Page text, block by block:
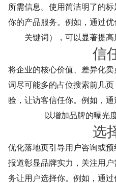
所需信息。使用简洁明了的
你的产品服务。例如，通过优
关键词），可以显著提高
信
将企业的核心价值、差异化
词尽可能多的占位搜索前几
验，让访客信任你。例如，
以增加品牌的曝光
选
优化落地页引导用户咨询或
报道彰显品牌实力，关注用
务让用户选择你。例如，通